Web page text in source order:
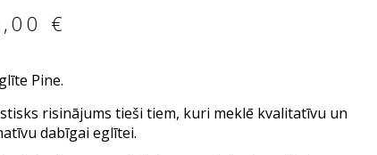
€
Pine.
risinājums tieši tiem, kuri meklē kvalitatīvu un
dabīgai eglītei.